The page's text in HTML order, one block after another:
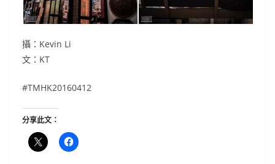
攝：Kevin Li
文：KT
#‎TMHK20160412
分享此文：